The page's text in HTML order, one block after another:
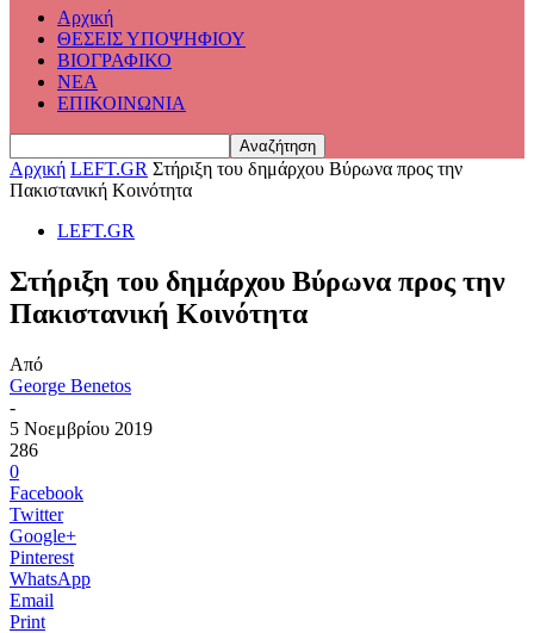
Αρχική
ΘΕΣΕΙΣ ΥΠΟΨΗΦΙΟΥ
ΒΙΟΓΡΑΦΙΚΟ
ΝΕΑ
ΕΠΙΚΟΙΝΩΝΙΑ
Αρχική LEFT.GR Στήριξη του δημάρχου Βύρωνα προς την
Πακιστανική Κοινότητα
LEFT.GR
Στήριξη του δημάρχου Βύρωνα προς την
Πακιστανική Κοινότητα
Από
George Benetos
-
5 Νοεμβρίου 2019
286
0
Facebook
Twitter
Google+
Pinterest
WhatsApp
Email
Print